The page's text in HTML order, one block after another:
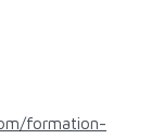
formation-